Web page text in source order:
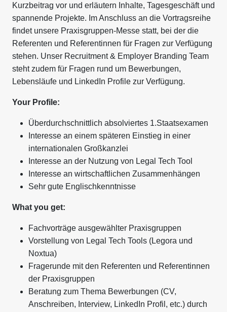
Kurzbeitrag vor und erläutern Inhalte, Tagesgeschäft und
spannende Projekte. Im Anschluss an die Vortragsreihe
findet unsere Praxisgruppen-Messe statt, bei der die
Referenten und Referentinnen für Fragen zur Verfügung
stehen. Unser Recruitment & Employer Branding Team
steht zudem für Fragen rund um Bewerbungen,
Lebensläufe und LinkedIn Profile zur Verfügung.
Your Profile:
Überdurchschnittlich absolviertes 1.Staatsexamen
Interesse an einem späteren Einstieg in einer
internationalen Großkanzlei
Interesse an der Nutzung von Legal Tech Tool
Interesse an wirtschaftlichen Zusammenhängen
Sehr gute Englischkenntnisse
What you get:
Fachvorträge ausgewählter Praxisgruppen
Vorstellung von Legal Tech Tools (Legora und
Noxtua)
Fragerunde mit den Referenten und Referentinnen
der Praxisgruppen
Beratung zum Thema Bewerbungen (CV,
Anschreiben, Interview, LinkedIn Profil, etc.) durch